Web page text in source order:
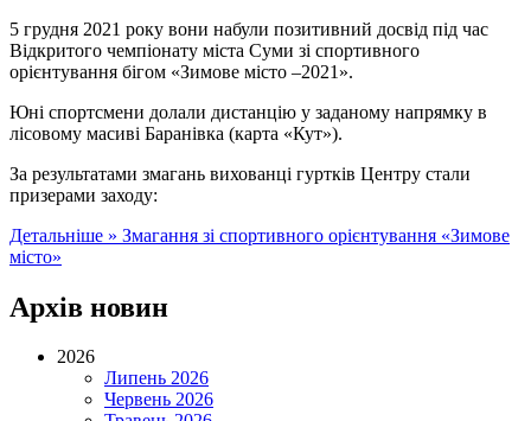
5 грудня 2021 року вони набули позитивний досвід під час
Відкритого чемпіонату міста Суми зі спортивного
орієнтування бігом «Зимове місто –2021».
Юні спортсмени долали дистанцію у заданому напрямку в
лісовому масиві Баранівка (карта «Кут»).
За результатами змагань вихованці гуртків Центру стали
призерами заходу:
Детальніше » Змагання зі спортивного орієнтування «Зимове
місто»
Архів новин
2026
Липень 2026
Червень 2026